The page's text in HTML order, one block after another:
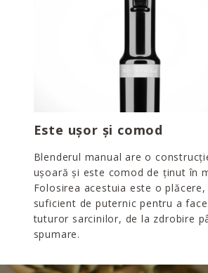
Este ușor și comod
Blenderul manual are o
ușoară și este comod de ținut în
Folosirea acestuia este o
suficient de puternic pentru a
tuturor sarcinilor, de la zdrobire
spumare.